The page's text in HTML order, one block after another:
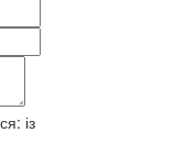
із